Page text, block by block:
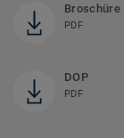
Broschüre
PDF
DOP
PDF